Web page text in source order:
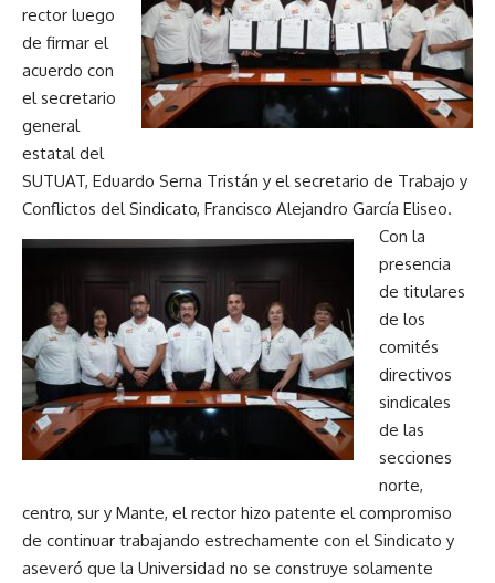
rector luego
de firmar el
acuerdo con
el secretario
general
estatal del
SUTUAT, Eduardo Serna Tristán y el secretario de Trabajo y
Conflictos del Sindicato, Francisco Alejandro García Eliseo.
Con la
presencia
de titulares
de los
comités
directivos
sindicales
de las
secciones
norte,
centro, sur y Mante, el rector hizo patente el compromiso
de continuar trabajando estrechamente con el Sindicato y
aseveró que la Universidad no se construye solamente